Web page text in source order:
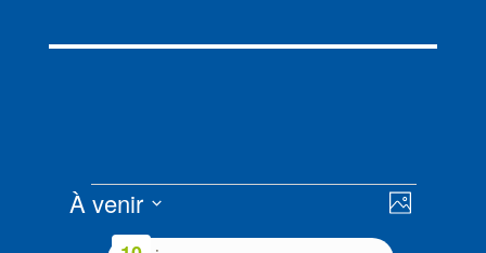
Évènements de
Photo
À venir
Sélectionnez